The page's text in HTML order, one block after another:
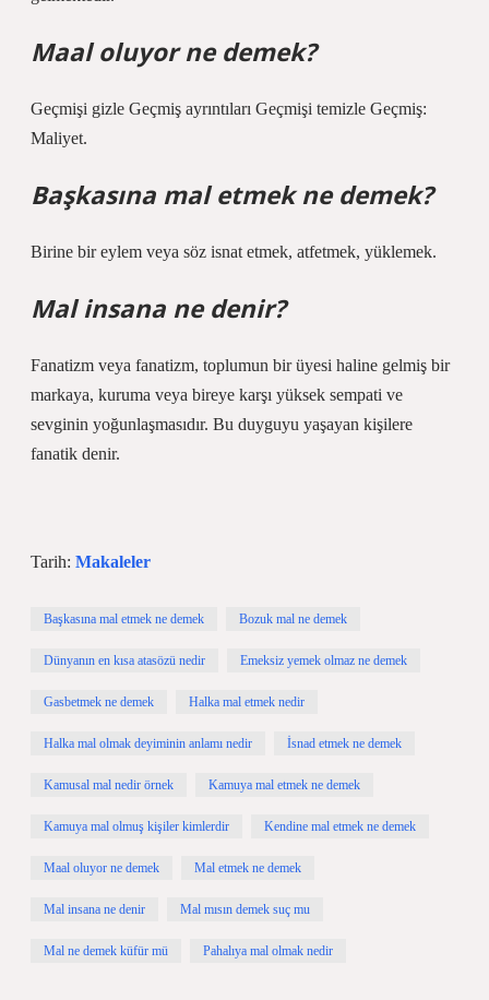
Maal oluyor ne demek?
Geçmişi gizle Geçmiş ayrıntıları Geçmişi temizle Geçmiş:
Maliyet.
Başkasına mal etmek ne demek?
Birine bir eylem veya söz isnat etmek, atfetmek, yüklemek.
Mal insana ne denir?
Fanatizm veya fanatizm, toplumun bir üyesi haline gelmiş bir
markaya, kuruma veya bireye karşı yüksek sempati ve
sevginin yoğunlaşmasıdır. Bu duyguyu yaşayan kişilere
fanatik denir.
Tarih: Makaleler
Başkasına mal etmek ne demek Bozuk mal ne demek
Dünyanın en kısa atasözü nedir Emeksiz yemek olmaz ne demek
Gasbetmek ne demek Halka mal etmek nedir
Halka mal olmak deyiminin anlamı nedir İsnad etmek ne demek
Kamusal mal nedir örnek Kamuya mal etmek ne demek
Kamuya mal olmuş kişiler kimlerdir Kendine mal etmek ne demek
Maal oluyor ne demek Mal etmek ne demek
Mal insana ne denir Mal mısın demek suç mu
Mal ne demek küfür mü Pahalıya mal olmak nedir